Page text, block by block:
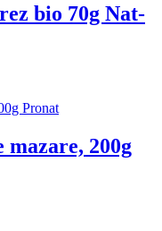
bio 70g Nat-
200g